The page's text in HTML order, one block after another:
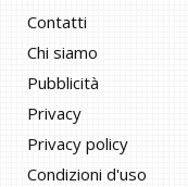
Contatti
Chi siamo
Pubblicità
Privacy
Privacy policy
Condizioni d'uso